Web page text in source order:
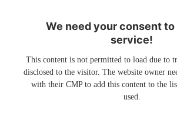
We need your consent to
service!
This content is not permitted to load due to
disclosed to the visitor. The website owner
with their CMP to add this content to the
used.